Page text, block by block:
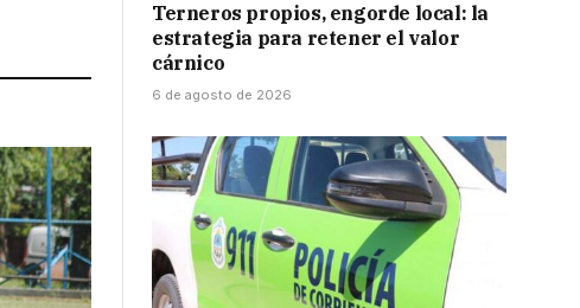
Terneros propios, engorde local: la
estrategia para retener el valor
cárnico
6 de agosto de 2026